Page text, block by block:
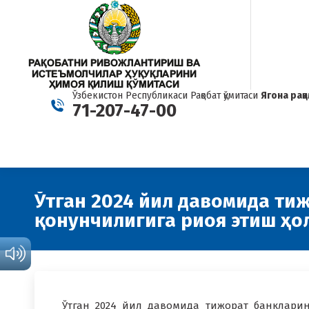
Ўзбекистон Республикаси Рақобат қўмитаси Ягона
71-207-47-00
Ўтган 2024 йил давомида
қонунчилигига риоя этиш
Ўтган 2024 йил давомида тижорат